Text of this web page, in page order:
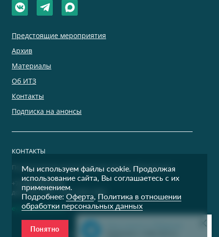
Предстоящие мероприятия
Архив
Материалы
Об ИТЗ
Контакты
Подписка на анонсы
КОНТАКТЫ
По дополнительным вопросам просим обращаться:
+7 (495) 500-00-36
доб. 9400, 9401, 9402, 9403, 9404
events@itzconf.ru
Все права защищены © 1995 — 2026 CNews
Мы используем файлы cookie. Продолжая
использование сайта, Вы соглашаетесь с их
применением.
Подробнее: Оферта, Политика в отношении
обработки персональных данных
Понятно